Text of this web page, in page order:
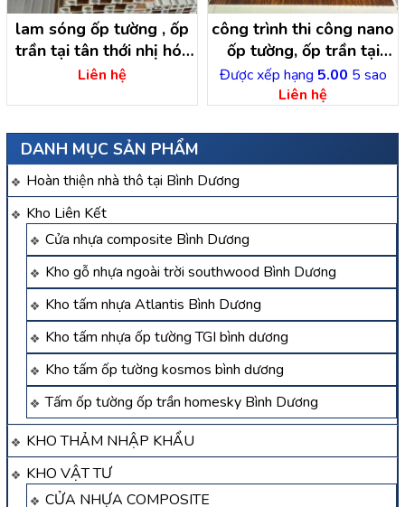
DANH MỤC SẢN PHẨM
Hoàn thiện nhà thô tại Bình Dương
Kho Liên Kết
Cửa nhựa composite Bình Dương
Kho gỗ nhựa ngoài trời southwood Bình Dương
Kho tấm nhựa Atlantis Bình Dương
Kho tấm nhựa ốp tường TGI bình dương
Kho tấm ốp tường kosmos bình dương
Tấm ốp tường ốp trần homesky Bình Dương
KHO THẢM NHẬP KHẨU
KHO VẬT TƯ
CỬA NHỰA COMPOSITE
lam sóng ốp tường , ốp
trần tại tân thới nhị hóc
môn – hồ chí minh
Liên hệ
công trình thi công nano
ốp tường, ốp trần tại
đông thạnh hóc môn
Được xếp hạng 5.00 5 sao
Liên hệ